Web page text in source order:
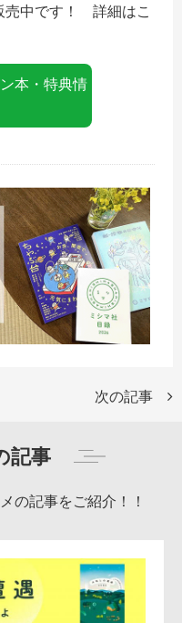
売中です！ 詳細はこ
本・特典情
次の記事
記事
の記事をご紹介！！